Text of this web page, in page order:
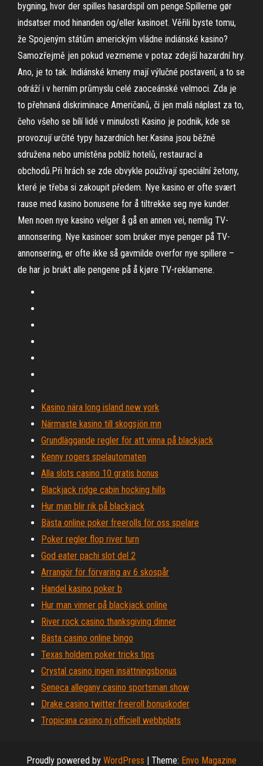
bygning, hvor der spilles hasardspil om penge.Spillerne gør
indsatser mod hinanden og/eller kasinoet. Věřili byste tomu,
že Spojeným státům americkým vládne indiánské kasino?
Samozřejmě jen pokud vezmeme v potaz zdejší hazardní hry.
Ano, je to tak. Indiánské kmeny mají výlučné postavení, a to se
odráží i v herním průmyslu celé zaoceánské velmoci. Zda je
to přehnaná diskriminace Američanů, či jen malá náplast za to,
čeho všeho se bílí lidé v minulosti Kasino je podnik, kde se
provozují určité typy hazardních her.Kasina jsou běžně
sdružena nebo umístěna poblíž hotelů, restaurací a
obchodů.Při hrách se zde obvykle používají speciální žetony,
které je třeba si zakoupit předem. Nye kasino er ofte svært
rause med kasino bonusene for å tiltrekke seg nye kunder.
Men noen nye kasino velger å gå en annen vei, nemlig TV-
annonsering. Nye kasinoer som bruker mye penger på TV-
annonsering, er ofte ikke så gavmilde overfor nye spillere –
de har jo brukt alle pengene på å kjøre TV-reklamene.
Kasino nära long island new york
Närmaste kasino till skogsjön mn
Grundläggande regler för att vinna på blackjack
Kenny rogers spelautomaten
Alla slots casino 10 gratis bonus
Blackjack ridge cabin hocking hills
Hur man blir rik på blackjack
Bästa online poker freerolls för oss spelare
Poker regler flop river turn
God eater pachi slot del 2
Arrangör för förvaring av 6 skospår
Handel kasino poker b
Hur man vinner på blackjack online
River rock casino thanksgiving dinner
Bästa casino online bingo
Texas holdem poker tricks tips
Crystal casino ingen insättningsbonus
Seneca allegany casino sportsman show
Drake casino twitter freeroll bonuskoder
Tropicana casino nj officiell webbplats
Proudly powered by WordPress | Theme: Envo Magazine